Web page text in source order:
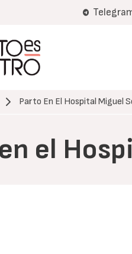
Parto En El Hospital Miguel
el